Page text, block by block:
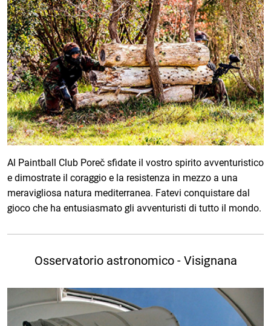
Al Paintball Club Poreč sfidate il vostro spirito avventuristico
e dimostrate il coraggio e la resistenza in mezzo a una
meravigliosa natura mediterranea. Fatevi conquistare dal
gioco che ha entusiasmato gli avventuristi di tutto il mondo.
Osservatorio astronomico - Visignana